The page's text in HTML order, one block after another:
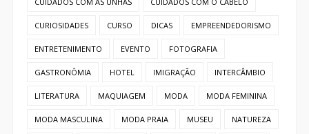
CURIOSIDADES CURSO DICAS EMPREENDEDORISMO
ENTRETENIMENTO EVENTO FOTOGRAFIA
GASTRONÔMIA HOTEL IMIGRAÇÃO INTERCÂMBIO
LITERATURA MAQUIAGEM MODA MODA FEMININA
MODA MASCULINA MODA PRAIA MUSEU NATUREZA